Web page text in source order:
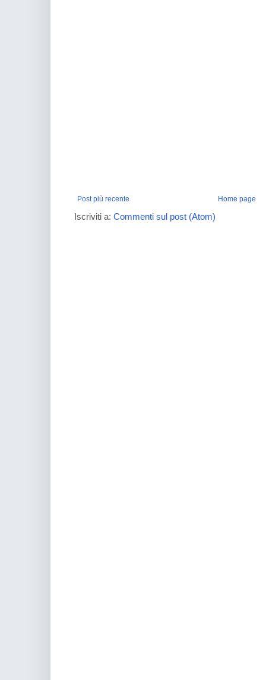
Post più recente Home page
Iscriviti a: Commenti sul post (Atom)